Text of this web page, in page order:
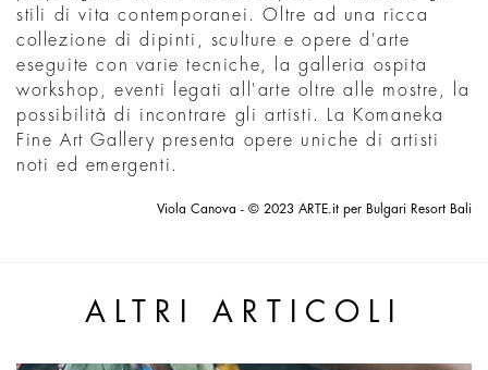
stili di vita contemporanei. Oltre ad una ricca
collezione di dipinti, sculture e opere d'arte
eseguite con varie tecniche, la galleria ospita
workshop, eventi legati all'arte oltre alle mostre, la
possibilità di incontrare gli artisti. La Komaneka
Fine Art Gallery presenta opere uniche di artisti
noti ed emergenti.
Viola Canova - © 2023 ARTE.it per Bulgari Resort Bali
ALTRI ARTICOLI